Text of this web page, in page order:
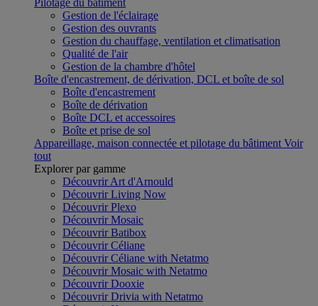
Pilotage du batiment
Gestion de l'éclairage
Gestion des ouvrants
Gestion du chauffage, ventilation et climatisation
Qualité de l'air
Gestion de la chambre d'hôtel
Boîte d'encastrement, de dérivation, DCL et boîte de sol
Boîte d'encastrement
Boîte de dérivation
Boîte DCL et accessoires
Boîte et prise de sol
Appareillage, maison connectée et pilotage du bâtiment Voir
tout
Explorer par gamme
Découvrir Art d'Arnould
Découvrir Living Now
Découvrir Plexo
Découvrir Mosaic
Découvrir Batibox
Découvrir Céliane
Découvrir Céliane with Netatmo
Découvrir Mosaic with Netatmo
Découvrir Dooxie
Découvrir Drivia with Netatmo